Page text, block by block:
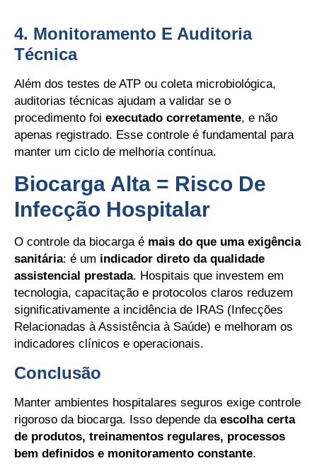
4. Monitoramento E Auditoria
Técnica
Além dos testes de ATP ou coleta microbiológica,
auditorias técnicas ajudam a validar se o
procedimento foi executado corretamente, e não
apenas registrado. Esse controle é fundamental para
manter um ciclo de melhoria contínua.
Biocarga Alta = Risco De
Infecção Hospitalar
O controle da biocarga é mais do que uma exigência
sanitária: é um indicador direto da qualidade
assistencial prestada. Hospitais que investem em
tecnologia, capacitação e protocolos claros reduzem
significativamente a incidência de IRAS (Infecções
Relacionadas à Assistência à Saúde) e melhoram os
indicadores clínicos e operacionais.
Conclusão
Manter ambientes hospitalares seguros exige controle
rigoroso da biocarga. Isso depende da escolha certa
de produtos, treinamentos regulares, processos
bem definidos e monitoramento constante.